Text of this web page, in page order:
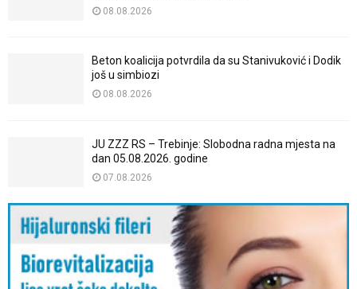
08.08.2026
Beton koalicija potvrdila da su Stanivuković i Dodik
još u simbiozi
08.08.2026
JU ZZZ RS – Trebinje: Slobodna radna mjesta na
dan 05.08.2026. godine
07.08.2026